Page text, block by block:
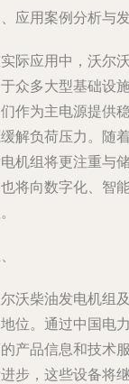
应用案例分析与
际应用中，沃尔
众多大型基础设
作为主电源提供
解负荷压力。随
机组将更注重与
将向数字化、智
沃柴油发电机组
位。通过中国电
产品信息和技术
步，这些设备将